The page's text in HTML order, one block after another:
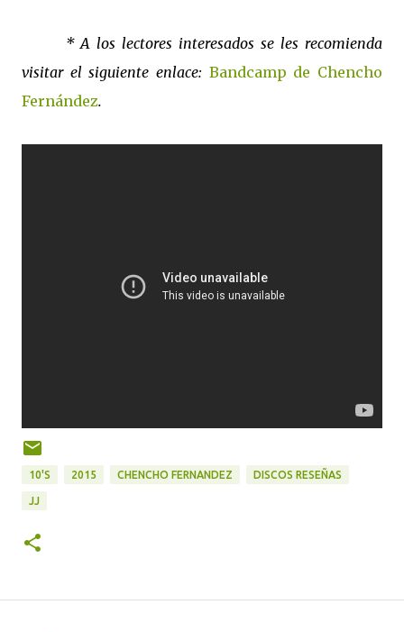
* A los lectores interesados se les recomienda
visitar el siguiente enlace: Bandcamp de Chencho
Fernández.
10'S 2015 CHENCHO FERNANDEZ DISCOS RESEÑAS
JJ